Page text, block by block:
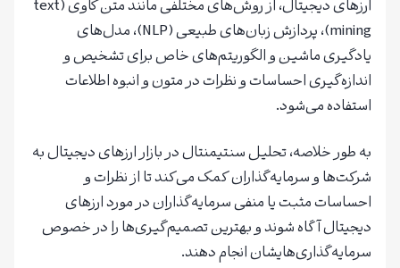
ارزهای دیجیتال، از روش‌های مختلفی مانند متن کاوی (text
mining)، پردازش زبان‌های طبیعی (NLP)، مدل‌های
یادگیری ماشین و الگوریتم‌های خاص برای تشخیص و
اندازه‌گیری احساسات و نظرات در متون و انبوه اطلاعات
استفاده می‌شود.
به طور خلاصه، تحلیل سنتیمنتال در بازار ارزهای دیجیتال به
شرکت‌ها و سرمایه‌گذاران کمک می‌کند تا از نظرات و
احساسات مثبت یا منفی سرمایه‌گذاران در مورد ارزهای
دیجیتال آگاه شوند و بهترین تصمیم‌گیری‌ها را در خصوص
سرمایه‌گذاری‌هایشان انجام دهند.